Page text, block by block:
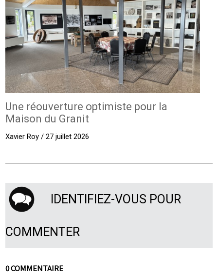
Une réouverture optimiste pour la
Maison du Granit
Xavier Roy / 27 juillet 2026
IDENTIFIEZ-VOUS POUR
COMMENTER
0 COMMENTAIRE